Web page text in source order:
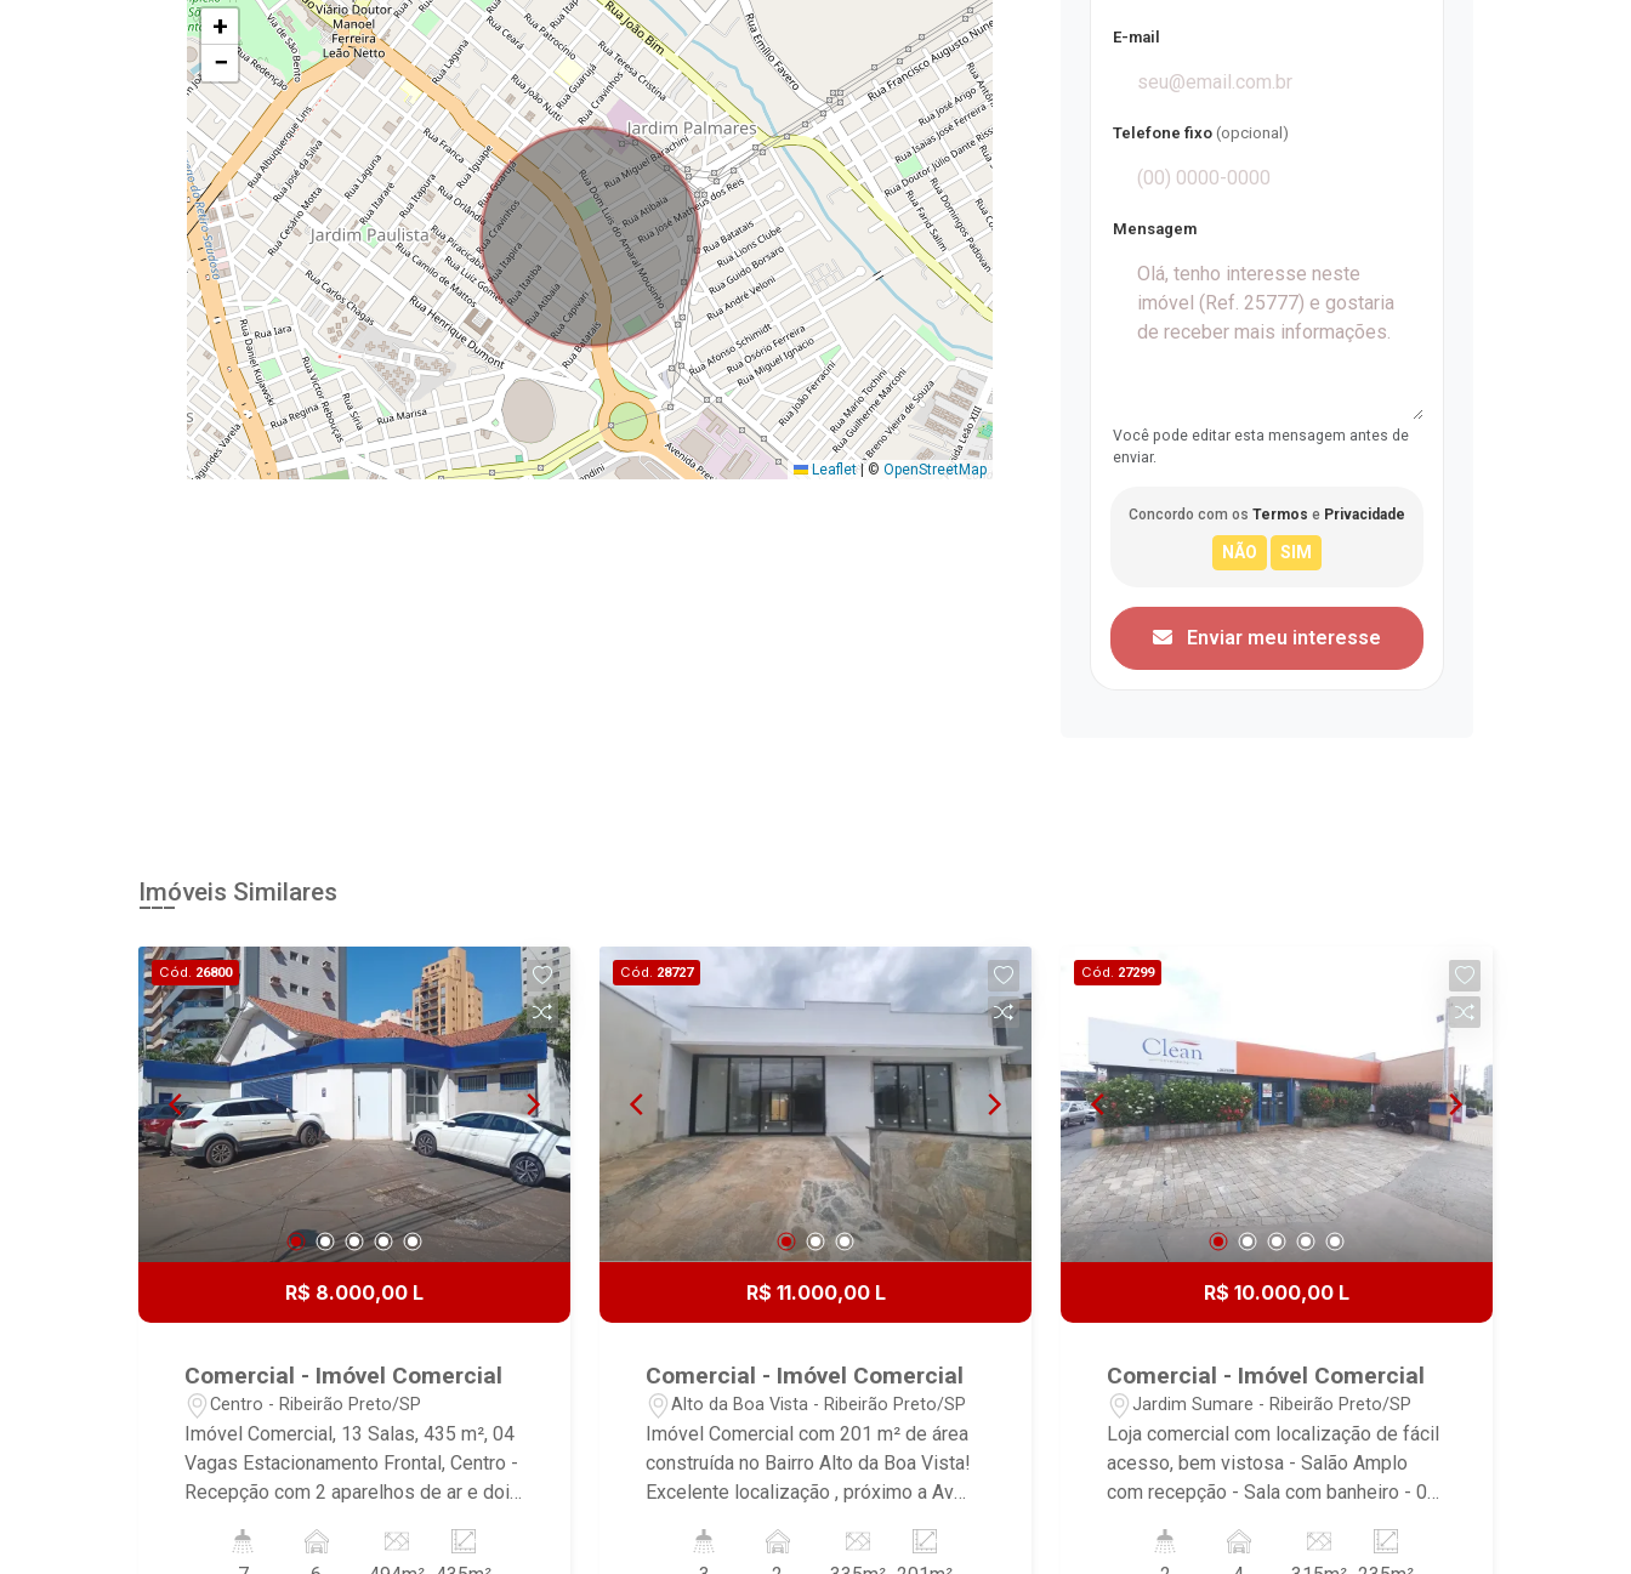
+
−
Leaflet |© OpenStreetMap
E-mail
Telefone fixo (opcional)
Mensagem
Você pode editar esta mensagem antes de
enviar.
Concordo com os Termos e Privacidade
Enviar meu interesse
Imóveis Similares
Cód. 26800
R$ 8.000,00 L
Comercial - Imóvel Comercial
Centro - Ribeirão Preto/SP
Imóvel Comercial, 13 Salas, 435 m², 04
Vagas Estacionamento Frontal, Centro -
Recepção com 2 aparelhos de ar e dois
no térreo (07 com aparelho de ar
Cód. 28727
R$ 11.000,00 L
Comercial - Imóvel Comercial
Alto da Boa Vista - Ribeirão Preto/SP
Imóvel Comercial com 201 m² de área
construída no Bairro Alto da Boa Vista!
Excelente localização , próximo a Av
Cód. 27299
R$ 10.000,00 L
Comercial - Imóvel Comercial
Jardim Sumare - Ribeirão Preto/SP
Loja comercial com localização de fácil
acesso, bem vistosa - Salão Amplo
com recepção - Sala com banheiro - 01
Cozinha - Jardim de Inverno